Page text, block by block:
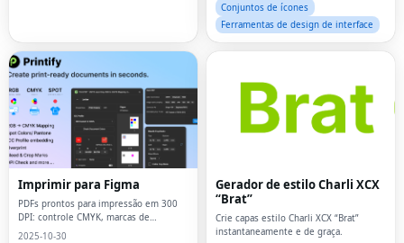
Conjuntos de ícones
Ferramentas de design de interface
Imprimir para Figma
PDFs prontos para impressão em 300
DPI: controle CMYK, marcas de
sangramento e corte, cores
2025-10-30
Gerador de estilo Charli XCX
“Brat”
Crie capas estilo Charli XCX “Brat”
instantaneamente e de graça.